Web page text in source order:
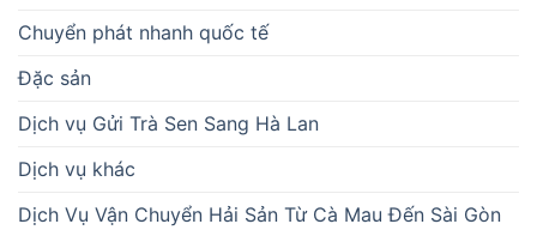
Chuyển phát nhanh quốc tế
Đặc sản
Dịch vụ Gửi Trà Sen Sang Hà Lan
Dịch vụ khác
Dịch Vụ Vận Chuyển Hải Sản Từ Cà Mau Đến Sài Gòn